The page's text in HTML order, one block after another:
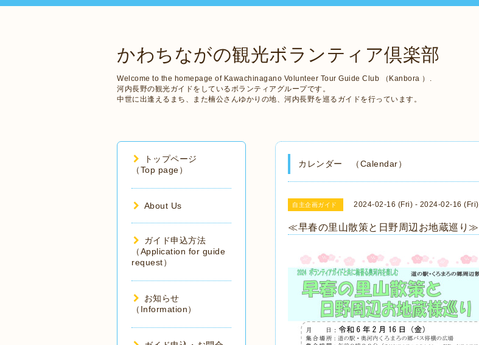
かわちながの観光ボランティア倶楽部
Welcome to the homepage of Kawachinagano Volunteer Tour Guide Club （Kanbora ）.
河内長野の観光ガイドをしているボランティアグループです。
中世に出逢えるまち、また楠公さんゆかりの地、河内長野を巡るガイドを行っています。
カレンダー （Calendar）
自主企画ガイド 2024-02-16 (Fri) - 2024-02-16 (Fri)
≪早春の里山散策と日野周辺お地蔵巡り≫
トップページ
（Top page）
About Us
ガイド申込方法
（Application for guide
request）
お知らせ
（Information）